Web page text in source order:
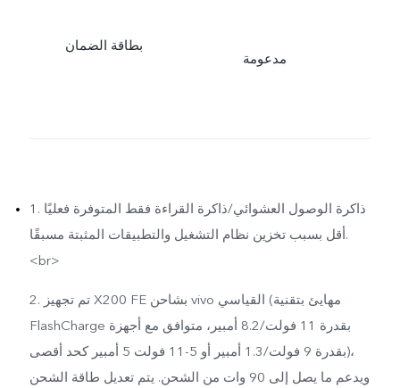
بطاقة الضمان
مدعومة
1. ذاكرة الوصول العشوائي/ذاكرة القراءة فقط المتوفرة فعليًا
أقل بسبب تخزين نظام التشغيل والتطبيقات المثبتة مسبقًا.
<br>
2. تم تجهيز X200 FE بشاحن vivo القياسي (مهايئ بتقنية
FlashCharge بقدرة 11 فولت/8.2 أمبير، متوافق مع أجهزة
بقدرة 9 فولت/1.3 أمبير أو 5-11 فولت 5 أمبير كحد أقصى)،
ويدعم ما يصل إلى 90 وات من الشحن. يتم تعديل طاقة الشحن